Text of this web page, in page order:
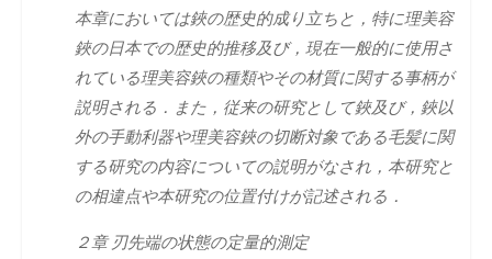
本章においては鋏の歴史的成り立ちと，特に理美容
鋏の日本での歴史的推移及び，現在一般的に使用さ
れている理美容鋏の種類やその材質に関する事柄が
説明される．また，従来の研究として鋏及び，鋏以
外の手動利器や理美容鋏の切断対象である毛髪に関
する研究の内容についての説明がなされ，本研究と
の相違点や本研究の位置付けが記述される．
２章 刃先端の状態の定量的測定